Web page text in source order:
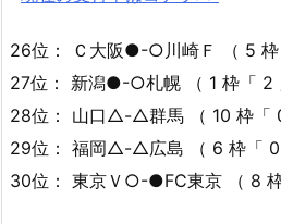
26位： Ｃ大阪●-○川崎Ｆ （ 5 枠
27位： 新潟●-○札幌 （ 1 枠「 2
28位： 山口△-△群馬 （ 10 枠「 0
29位： 福岡△-△広島 （ 6 枠「 0
30位： 東京Ｖ○-●FC東京 （ 8 枠